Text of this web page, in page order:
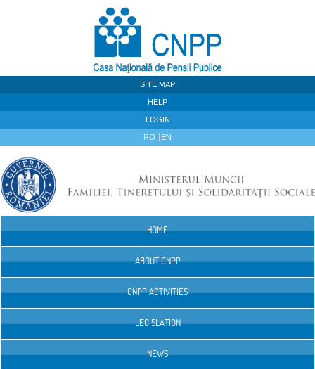
SITE MAP
HELP
LOGIN
RO EN
HOME
ABOUT CNPP
CNPP ACTIVITIES
LEGISLATION
NEWS